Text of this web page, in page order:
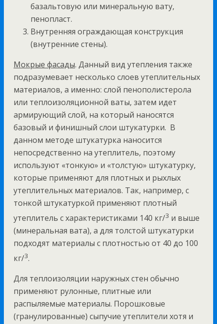
базальтовую или минеральную вату,
пенопласт.
Внутренняя ограждающая конструкция
(внутренние стены).
Мокрые фасады. Данный вид утепления также
подразумевает несколько слоев утеплительных
материалов, а именно: слой пенополистерола
или теплоизоляционной ваты, затем идет
армирующий слой, на который наносятся
базовый и финишный слои штукатурки. В
данном методе штукатурка наносится
непосредственно на утеплитель, поэтому
используют «тонкую» и «толстую» штукатурку,
которые применяют для плотных и рыхлых
утеплительных материалов. Так, например, с
тонкой штукатуркой применяют плотный
утеплитель с характеристиками 140 кг/3 и выше
(минеральная вата), а для толстой штукатурки
подходят материалы с плотностью от 40 до 100
кг/3.
Для теплоизоляции наружных стен обычно
применяют рулонные, плитные или
распыляемые материалы. Порошковые
(гранулированные) сыпучие утеплители хотя и